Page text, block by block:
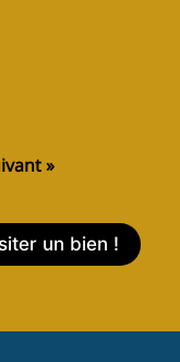
»
un bien !